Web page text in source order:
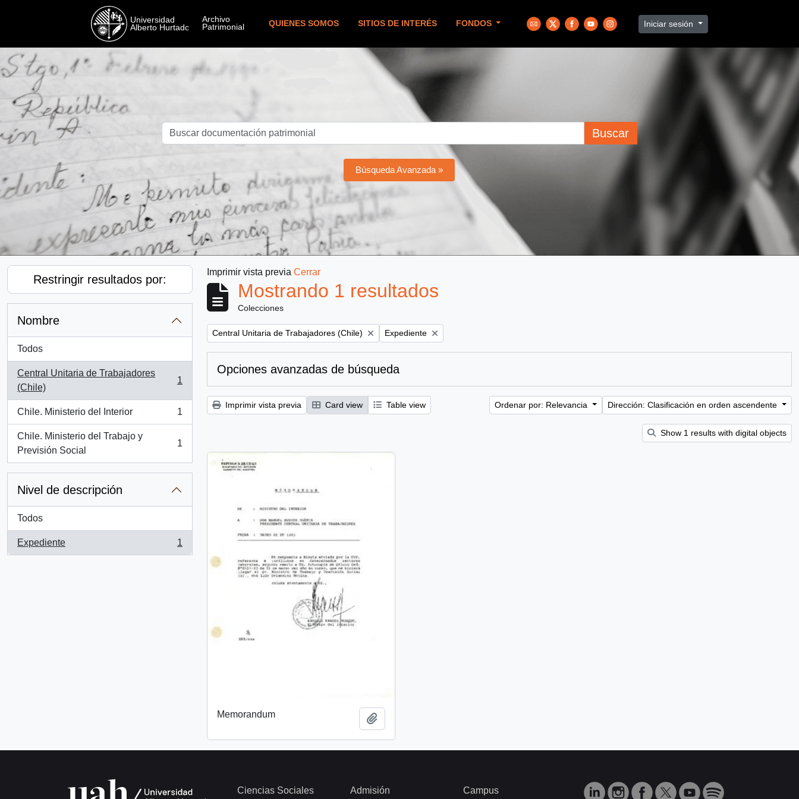
QUIENES SOMOS SITIOS DE INTERÉS FONDOS Iniciar sesión
Buscar
Búsqueda Avanzada »
Restringir resultados por:
Nombre
Todos
Central Unitaria de Trabajadores
(Chile)
, 1 resultados
1
Chile. Ministerio del Interior
, 1 resultados
1
Chile. Ministerio del Trabajo y
Previsión Social
, 1 resultados
1
Nivel de descripción
Todos
Expediente
, 1 resultados
1
Imprimir vista previa Cerrar
Mostrando 1 resultados
Colecciones
Remove filter:
Central Unitaria de Trabajadores (Chile) Remove filter:
Expediente
Opciones avanzadas de búsqueda
Imprimir vista previa Card view Table view Ordenar por: Relevancia Dirección: Clasificación en orden ascendente
Show 1 results with digital objects
Memorandum
Ciencias Sociales Admisión Campus